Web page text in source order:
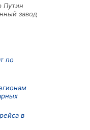
Путин
завод
по
в